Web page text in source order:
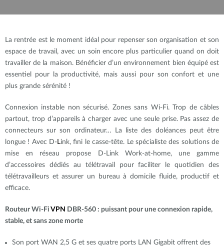
La rentrée est le moment idéal pour repenser son organisation et son
espace de travail, avec un soin encore plus particulier quand on doit
travailler de la maison. Bénéficier d’un environnement bien équipé est
essentiel pour la productivité, mais aussi pour son confort et une
plus grande sérénité !
Connexion instable non sécurisé. Zones sans Wi-Fi. Trop de câbles
partout, trop d’appareils à charger avec une seule prise. Pas assez de
connecteurs sur son ordinateur… La liste des doléances peut être
longue ! Avec D-Link, fini le casse-tête. Le spécialiste des solutions de
mise en réseau propose D-Link Work-at-home, une gamme
d’accessoires dédiés au télétravail pour faciliter le quotidien des
télétravailleurs et assurer un bureau à domicile fluide, productif et
efficace.
Routeur Wi-Fi VPN
DBR-560 : puissant pour une connexion rapide,
stable, et sans zone morte
Son port WAN 2,5 G et ses quatre ports LAN Gigabit offrent des